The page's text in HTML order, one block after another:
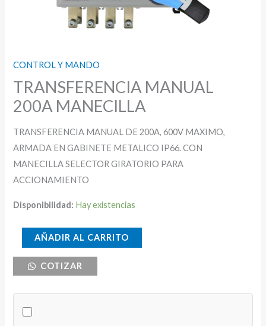
CONTROL Y MANDO
TRANSFERENCIA MANUAL
200A MANECILLA
TRANSFERENCIA MANUAL DE 200A, 600V MAXIMO,
ARMADA EN GABINETE METALICO IP66. CON
MANECILLA SELECTOR GIRATORIO PARA
ACCIONAMIENTO
Disponibilidad: Hay existencias
TRANSFERENCIA
MANUAL
200A
AÑADIR AL CARRITO
COTIZAR